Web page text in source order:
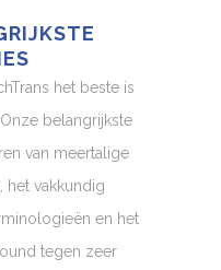
het beste is
belangrijkste
van meertalige
het vakkundig
en het
tegen zeer